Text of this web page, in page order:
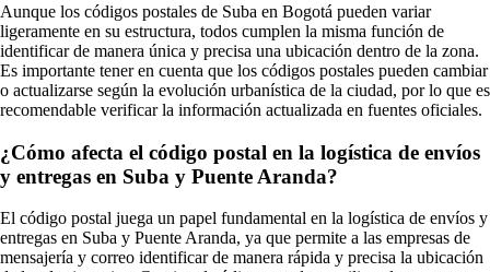
Aunque los códigos postales de Suba en Bogotá pueden variar
ligeramente en su estructura, todos cumplen la misma función de
identificar de manera única y precisa una ubicación dentro de la zona.
Es importante tener en cuenta que los códigos postales pueden cambiar
o actualizarse según la evolución urbanística de la ciudad, por lo que es
recomendable verificar la información actualizada en fuentes oficiales.
¿Cómo afecta el código postal en la logística de envíos
y entregas en Suba y Puente Aranda?
El código postal juega un papel fundamental en la logística de envíos y
entregas en Suba y Puente Aranda, ya que permite a las empresas de
mensajería y correo identificar de manera rápida y precisa la ubicación